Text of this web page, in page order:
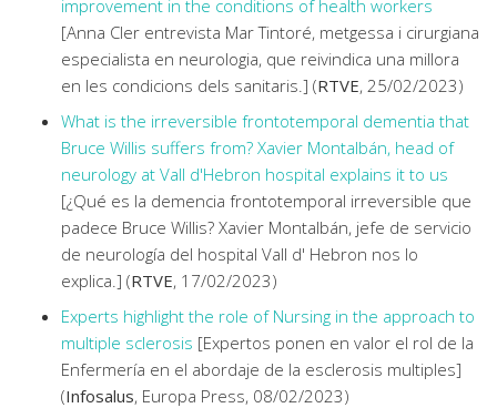
improvement in the conditions of health workers
[Anna Cler entrevista Mar Tintoré, metgessa i cirurgiana
especialista en neurologia, que reivindica una millora
en les condicions dels sanitaris.] (RTVE, 25/02/2023)
What is the irreversible frontotemporal dementia that
Bruce Willis suffers from? Xavier Montalbán, head of
neurology at Vall d'Hebron hospital explains it to us
[¿Qué es la demencia frontotemporal irreversible que
padece Bruce Willis? Xavier Montalbán, jefe de servicio
de neurología del hospital Vall d' Hebron nos lo
explica.] (RTVE, 17/02/2023)
Experts highlight the role of Nursing in the approach to
multiple sclerosis [Expertos ponen en valor el rol de la
Enfermería en el abordaje de la esclerosis multiples]
(Infosalus, Europa Press, 08/02/2023)